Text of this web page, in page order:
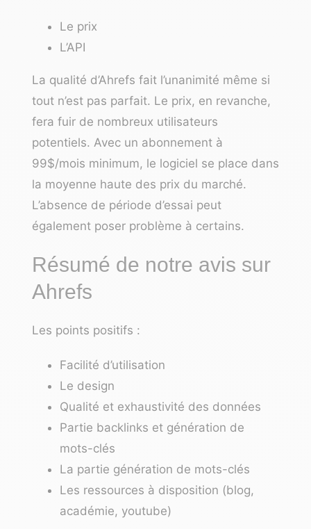
Le prix
L’API
La qualité d’Ahrefs fait l’unanimité même si
tout n’est pas parfait. Le prix, en revanche,
fera fuir de nombreux utilisateurs
potentiels. Avec un abonnement à
99$/mois minimum, le logiciel se place dans
la moyenne haute des prix du marché.
L’absence de période d’essai peut
également poser problème à certains.
Résumé de notre avis sur
Ahrefs
Les points positifs :
Facilité d’utilisation
Le design
Qualité et exhaustivité des données
Partie backlinks et génération de
mots-clés
La partie génération de mots-clés
Les ressources à disposition (blog,
académie, youtube)